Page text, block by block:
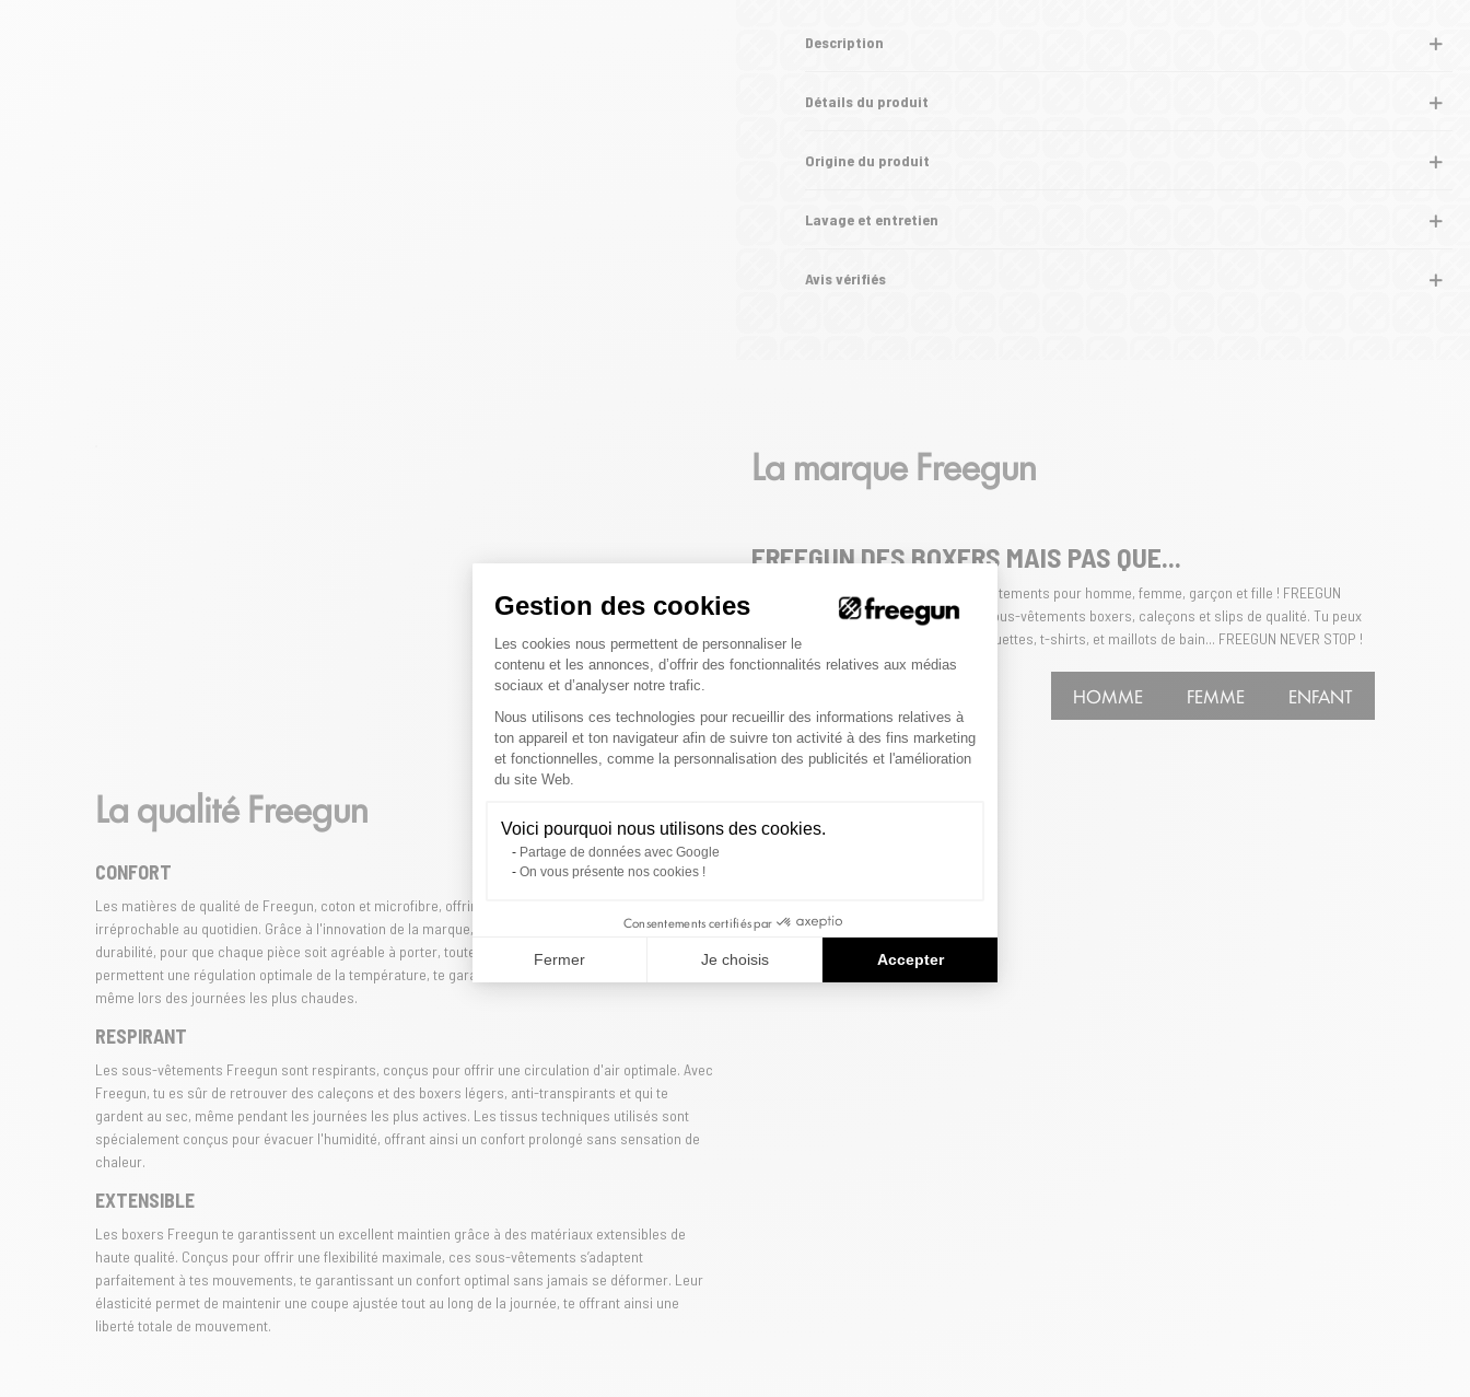
Description
Détails du produit
Origine du produit
Lavage et entretien
Avis vérifiés
La marque Freegun
FREEGUN DES BOXERS MAIS PAS QUE...
FREEGUN c'est une offre complète de vêtements pour homme, femme, garçon et fille ! FREEGUN
t'habille de la tête aux pieds avec ses sous-vêtements boxers, caleçons et slips de qualité. Tu peux
aussi retrouver chez Freegun des casquettes, t-shirts, et maillots de bain... FREEGUN NEVER STOP !
HOMME FEMME ENFANT
La qualité Freegun
CONFORT
Les matières de qualité de Freegun, coton et microfibre, offriront à tes caleçons et boxers un confort
irréprochable au quotidien. Grâce à l'innovation de la marque, Freegun combine légèreté et
durabilité, pour que chaque pièce soit agréable à porter, toute la journée. Les matériaux respirants
permettent une régulation optimale de la température, te garantissant une sensation de fraîcheur,
même lors des journées les plus chaudes.
RESPIRANT
Les sous-vêtements Freegun sont respirants, conçus pour offrir une circulation d'air optimale. Avec
Freegun, tu es sûr de retrouver des caleçons et des boxers légers, anti-transpirants et qui te
gardent au sec, même pendant les journées les plus actives. Les tissus techniques utilisés sont
spécialement conçus pour évacuer l'humidité, offrant ainsi un confort prolongé sans sensation de
chaleur.
EXTENSIBLE
Les boxers Freegun te garantissent un excellent maintien grâce à des matériaux extensibles de
haute qualité. Conçus pour offrir une flexibilité maximale, ces sous-vêtements s’adaptent
parfaitement à tes mouvements, te garantissant un confort optimal sans jamais se déformer. Leur
élasticité permet de maintenir une coupe ajustée tout au long de la journée, te offrant ainsi une
liberté totale de mouvement.
Gestion des cookies
Plateforme de Gestion du Consentement : Personnalisez vos Options
Les cookies nous permettent de personnaliser le
contenu et les annonces, d’offrir des fonctionnalités relatives aux médias
sociaux et d’analyser notre trafic.
Nous utilisons ces technologies pour recueillir des informations relatives à
ton appareil et ton navigateur afin de suivre ton activité à des fins marketing
et fonctionnelles, comme la personnalisation des publicités et l'amélioration
du site Web.
Voici pourquoi nous utilisons des cookies.
Partage de données avec Google
On vous présente nos cookies !
Consentements certifiés par
Fermer Je choisis Accepter
Axeptio consent